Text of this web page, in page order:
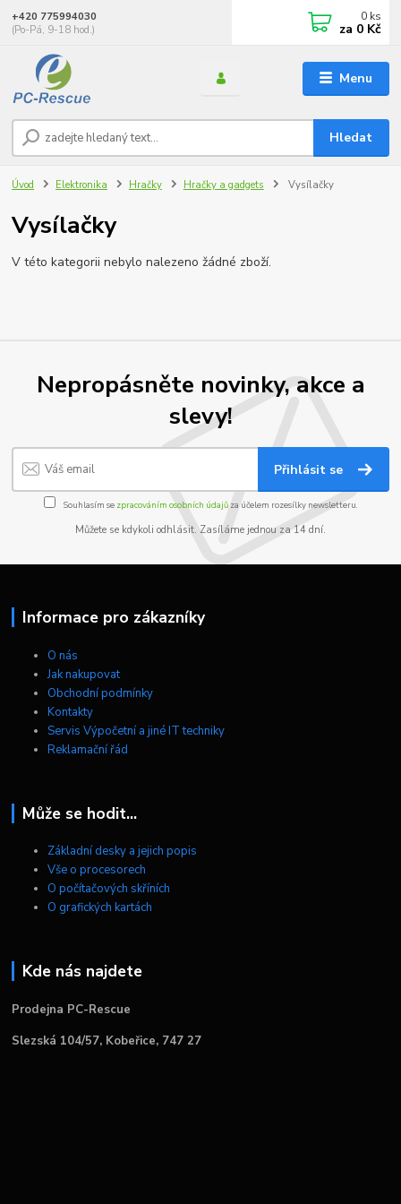
Menu
Hledat
+420 775994030
(Po-Pá, 9-18 hod.)
0 ks
za 0 Kč
Úvod Elektronika Hračky Hračky a gadgets Vysílačky
Vysílačky
V této kategorii nebylo nalezeno žádné zboží.
Nepropásněte novinky, akce a
slevy!
Přihlásit se
Souhlasím se zpracováním osobních údajůza účelem rozesílky newsletteru.
Můžete se kdykoli odhlásit. Zasíláme jednou za 14 dní.
Informace pro zákazníky
O nás
Jak nakupovat
Obchodní podmínky
Kontakty
Servis Výpočetní a jiné IT techniky
Reklamační řád
Může se hodit...
Základní desky a jejich popis
Vše o procesorech
O počítačových skříních
O grafických kartách
Kde nás najdete
Prodejna PC-Rescue
Slezská 104/57, Kobeřice, 747 27